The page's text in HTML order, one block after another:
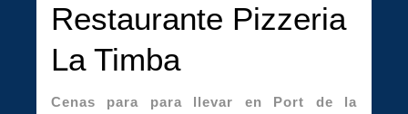
Restaurante Pizzeria
La Timba
Cenas para para llevar en Port de la